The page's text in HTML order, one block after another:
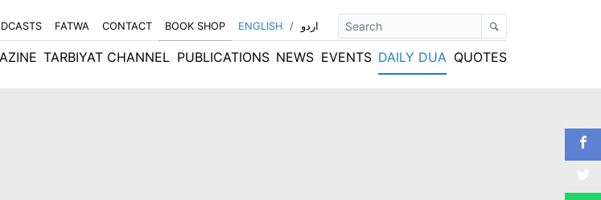
FATWA CONTACT BOOK SHOP ENGLISH / اردو
TARBIYAT CHANNEL PUBLICATIONS NEWS EVENTS DAILY DUA QUOTES